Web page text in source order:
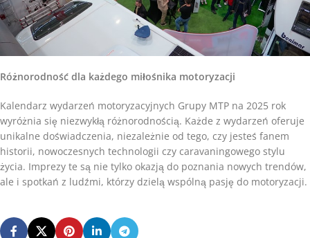
Różnorodność dla każdego miłośnika motoryzacji
Kalendarz wydarzeń motoryzacyjnych Grupy MTP na 2025 rok
wyróżnia się niezwykłą różnorodnością. Każde z wydarzeń oferuje
unikalne doświadczenia, niezależnie od tego, czy jesteś fanem
historii, nowoczesnych technologii czy caravaningowego stylu
życia. Imprezy te są nie tylko okazją do poznania nowych trendów,
ale i spotkań z ludźmi, którzy dzielą wspólną pasję do motoryzacji.